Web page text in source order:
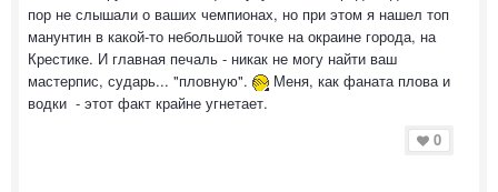
пор не слышали о ваших чемпионах, но при этом я нашел топ
манунтин в какой-то небольшой точке на окраине города, на
Крестике. И главная печаль - никак не могу найти ваш
мастерпис, сударь... "пловную".
Меня, как фаната плова и
водки - этот факт крайне угнетает.
0